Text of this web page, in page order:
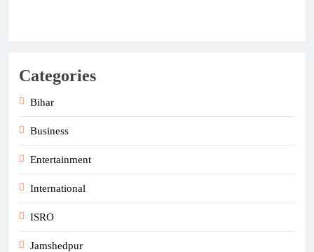
Categories
Bihar
Business
Entertainment
International
ISRO
Jamshedpur